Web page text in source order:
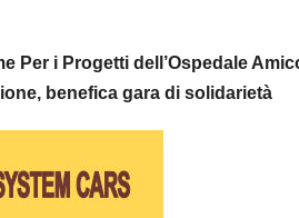
Per i Progetti dell’Ospedale
benefica gara di solidarietà